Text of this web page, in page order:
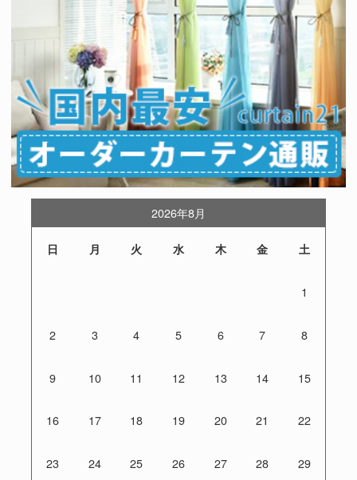
2026年8月
日 月 火 水 木 金 土
1
2 3 4 5 6 7 8
9 10 11 12 13 14 15
16 17 18 19 20 21 22
23 24 25 26 27 28 29